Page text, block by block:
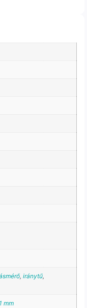
, iránytű,
mm